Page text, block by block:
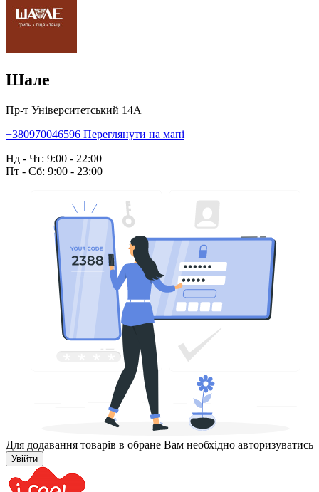
Шале
Пр-т Університетський 14А
+380970046596 Переглянути на мапі
Нд - Чт: 9:00 - 22:00
Пт - Сб: 9:00 - 23:00
Для додавання товарів в обране Вам необхідно авторизуватись
Увійти